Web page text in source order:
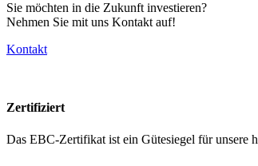
Sie möchten in die Zukunft investieren?
Nehmen Sie mit uns Kontakt auf!
Kontakt
Zertifiziert
Das EBC-Zertifikat ist ein Gütesiegel für unsere